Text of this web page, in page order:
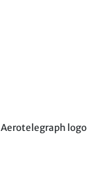
Aerotelegraph logo